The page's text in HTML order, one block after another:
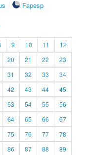
Fapesp
9 10 11
12
20 21 22
23
31 32 33
34
42 43 44
45
53 54 55
56
64 65 66
67
75 76 77
78
86 87 88
89